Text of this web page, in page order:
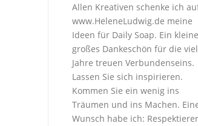
Allen Kreativen schenke ich
www.HeleneLudwig.de meine
Ideen für Daily Soap. Ein
großes Dankeschön für die
Jahre treuen Verbundenseins.
Lassen Sie sich inspirieren.
Kommen Sie ein wenig ins
Träumen und ins Machen.
Wunsch habe ich: